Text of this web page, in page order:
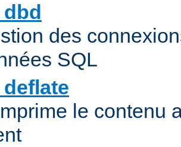
des
SQL
le contenu